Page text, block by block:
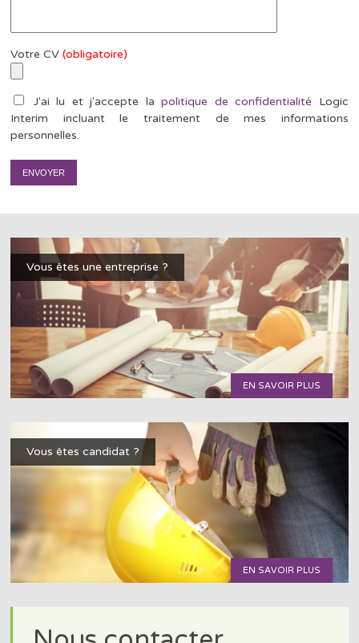
Votre CV(obligatoire)
J'ai lu et j'accepte lapolitique de confidentialité Logic
Interim incluant le traitement de mes informations
personnelles.
Vous êtes une entreprise ?
EN SAVOIR PLUS
Vous êtes candidat ?
EN SAVOIR PLUS